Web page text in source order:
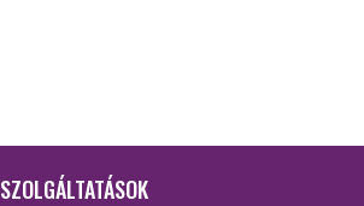
SZOLGÁLTATÁSOK